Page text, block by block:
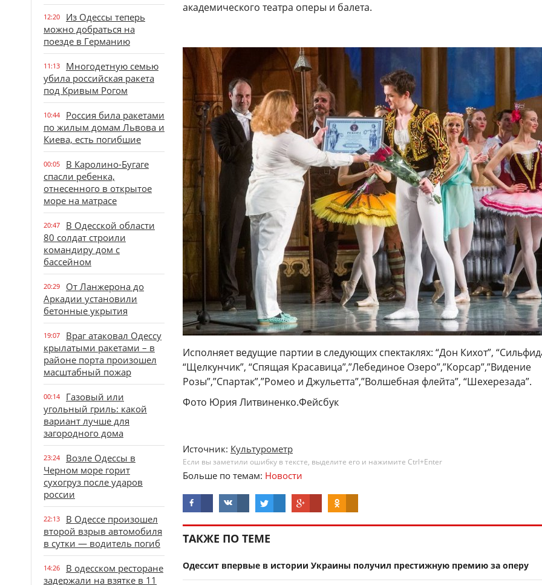
12:20
Из Одессы теперь
можно добраться на
поезде в Германию
11:13
Многодетную семью
убила российская ракета
под Кривым Рогом
10:44
Россия била ракетами
по жилым домам Львова и
Киева, есть погибшие
00:05
В Каролино-Бугаге
спасли ребенка,
отнесенного в открытое
море на матрасе
20:47
В Одесской области
80 солдат строили
командиру дом с
бассейном
20:29
От Ланжерона до
Аркадии установили
бетонные укрытия
19:07
Враг атаковал Одессу
крылатыми ракетами – в
районе порта произошел
масштабный пожар
00:14
Газовый или
угольный гриль: какой
вариант лучше для
загородного дома
23:24
Возле Одессы в
Черном море горит
сухогруз после ударов
россии
22:13
В Одессе произошел
второй взрыв автомобиля
в сутки — водитель погиб
14:26
В одесском ресторане
задержали на взятке в 11
академического театра оперы и балета.
Исполняет ведущие па­ртии в следующих спе­ктаклях: “Дон Кихот”­,
“Щелкунч­ик”, “Спящая Красави­ца”,”Лебединое Озеро­”,”Корсар”,”Видение
Розы”,”Спартак”,”Ром­ео и Джульетта”,”Вол­шебная флейта”, “Шехер­езада”.
Фото Юрия Литвиненко.Фейсбук
Источник: Культурометр
Если вы заметили ошибку в тексте, выделите его и нажимите Ctrl+Enter
Больше по темам: Новости
ТАКЖЕ ПО ТЕМЕ
Одессит впервые в истории Украины получил престижную премию за оперу